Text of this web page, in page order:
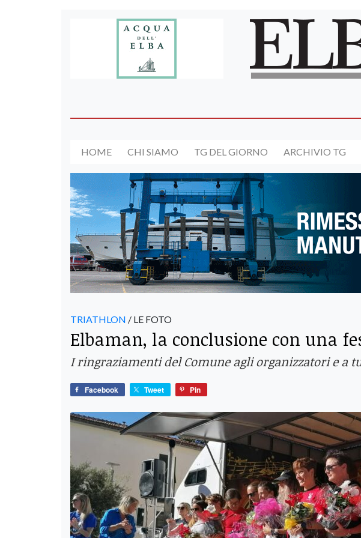
HOME CHI SIAMO TG DEL GIORNO ARCHIVIO TG
TRIATHLON / LE FOTO
Elbaman, la conclusione con una
I ringraziamenti del Comune agli organizzatori e a
Facebook Tweet Pin